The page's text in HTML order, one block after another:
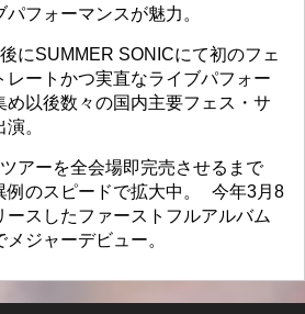
フォーマンスが魅力。
にSUMMER SONICにて初のフェ
レートかつ実直なライブパフォー
め以後数々の国内主要フェス・サ
。
アーを全会場即完売させるまで
例のスピードで拡大中。 今年3月8
ースしたファーストフルアルバム
メジャーデビュー。